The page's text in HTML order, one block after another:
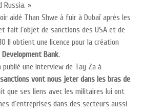
Russia. »
aidé Than Shwe à fuir à Dubaï après les
fait l’objet de sanctions des USA et de
Il obtient une licence pour la création
Development Bank.
une interview de Tay Za à
vont nous jeter dans les bras de
que ses liens avec les militaires lui ont
d’entreprises dans des secteurs aussi